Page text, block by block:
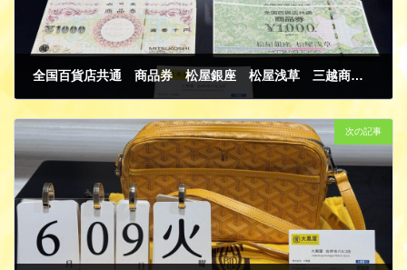
全国百貨店共通 商品券 松屋銀座 松屋浅草 三越商品券 1000円 金券 ギフトカード 買取
次の記事